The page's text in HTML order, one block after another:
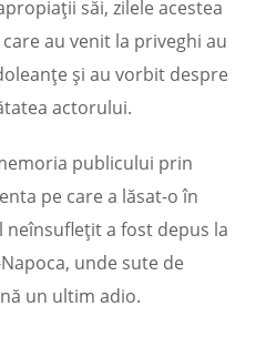
săi, zilele acestea
au venit la priveghi au
și au vorbit despre
actorului.
publicului prin
pe care a lăsat-o în
a fost depus la
unde sute de
un ultim adio.